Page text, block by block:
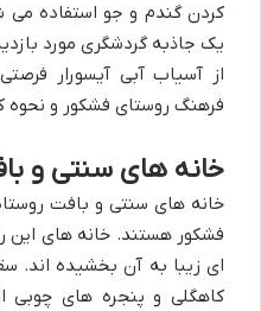
کردن گندم و جو استفاده می
یک جاذبه گردشگری مورد
از آسیاب آبی آیسورار
فرهنگ روستای فشکور و نحوه
خانه های سنتی و
خانه های سنتی و بافت
فشکور هستند. خانه های این
ای زیبا به آن بخشیده اند.
کاهگلی و پنجره های چوبی